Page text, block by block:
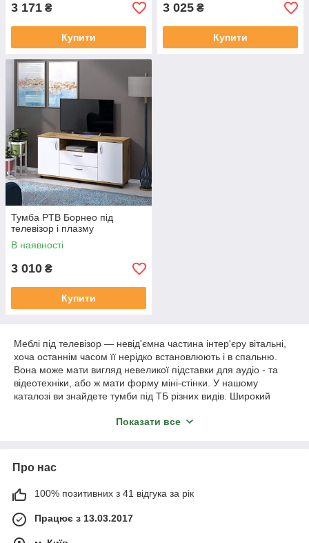
3 171 ₴
Купити
3 025 ₴
Купити
Тумба PTB Борнео під
телевізор і плазму
В наявності
3 010 ₴
Купити
Меблі під телевізор — невід'ємна частина інтер'єру вітальні,
хоча останнім часом її нерідко встановлюють і в спальню.
Вона може мати вигляд невеликої підставки для аудіо - та
відеотехніки, або ж мати форму міні-стінки. У нашому
каталозі ви знайдете тумби під ТБ різних видів. Широкий
відмінно впишеться у вітальню і дозволить вам з комфортом
офіційною гарантією.
іншу техніку
Представлену на сайті меблі можна розділити на дві основні
Показати все
Про нас
100% позитивних з 41 відгука за рік
Працює з 13.03.2017